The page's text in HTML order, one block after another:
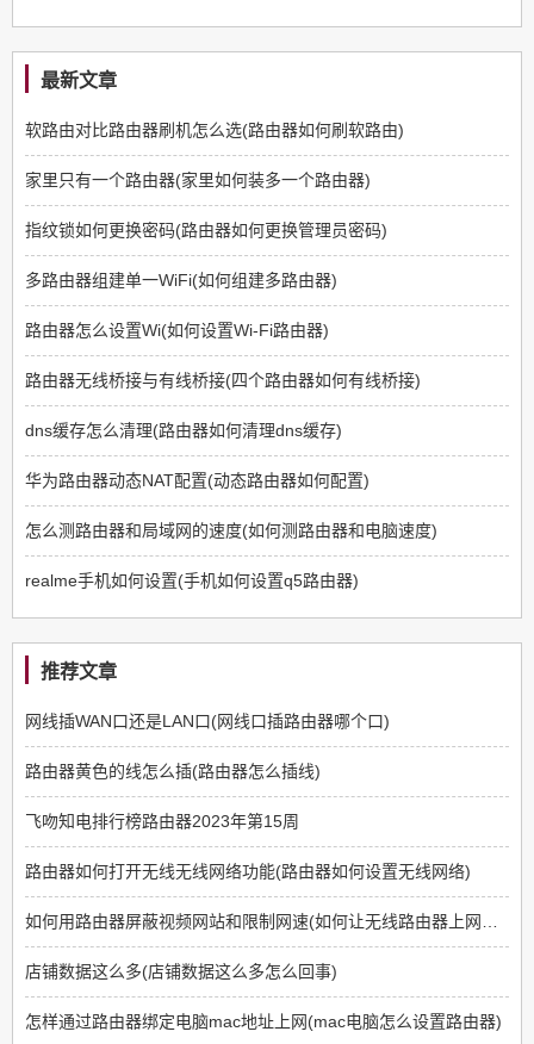
最新文章
软路由对比路由器刷机怎么选(路由器如何刷软路由)
家里只有一个路由器(家里如何装多一个路由器)
指纹锁如何更换密码(路由器如何更换管理员密码)
多路由器组建单一WiFi(如何组建多路由器)
路由器怎么设置Wi(如何设置Wi-Fi路由器)
路由器无线桥接与有线桥接(四个路由器如何有线桥接)
dns缓存怎么清理(路由器如何清理dns缓存)
华为路由器动态NAT配置(动态路由器如何配置)
怎么测路由器和局域网的速度(如何测路由器和电脑速度)
realme手机如何设置(手机如何设置q5路由器)
推荐文章
网线插WAN口还是LAN口(网线口插路由器哪个口)
路由器黄色的线怎么插(路由器怎么插线)
飞吻知电排行榜路由器2023年第15周
路由器如何打开无线无线网络功能(路由器如何设置无线网络)
店铺数据这么多(店铺数据这么多怎么回事)
怎样通过路由器绑定电脑mac地址上网(mac电脑怎么设置路由器)